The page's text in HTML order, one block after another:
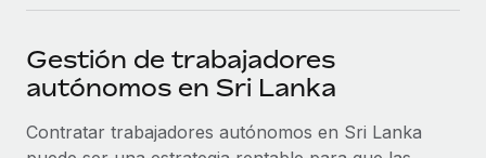
Optimiza los procesos con herramientas empresariales
esenciales.
Asociarse
Descubre oportunidades de colaborar con nosotros.
Remote Build Próximamente
Información sobre salarios y talento
Gestión de trabajadores
autónomos en Sri Lanka
Contratar trabajadores autónomos en Sri Lanka